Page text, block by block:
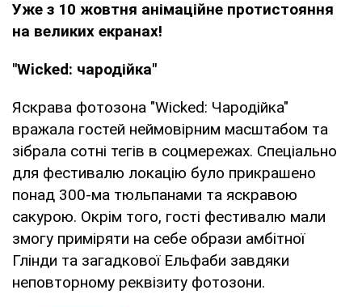
Уже з 10 жовтня анімаційне протистояння
на великих екранах!
"Wicked: чародійка"
Яскрава фотозона "Wicked: Чародійка"
вражала гостей неймовірним масштабом та
зібрала сотні тегів в соцмережах. Спеціально
для фестивалю локацію було прикрашено
понад 300-ма тюльпанами та яскравою
сакурою. Окрім того, гості фестивалю мали
змогу приміряти на себе образи амбітної
Глінди та загадкової Ельфаби завдяки
неповторному реквізиту фотозони.